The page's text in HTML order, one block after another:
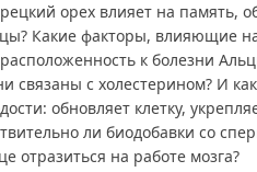
орех влияет на память,
Какие факторы, влияющие
к болезни
связаны с холестерином? И
обновляет клетку,
ли биодобавки со
отразиться на работе мозга?